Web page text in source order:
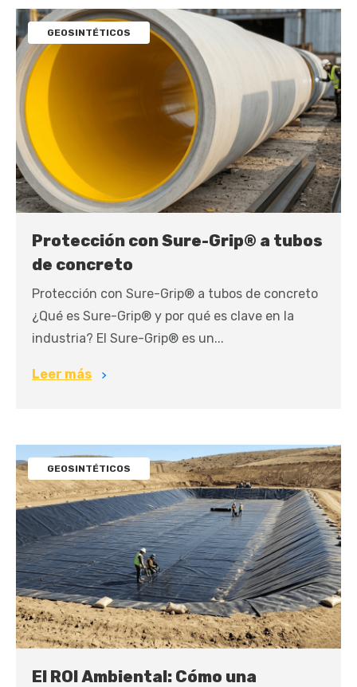
GEOSINTÉTICOS
Protección con Sure-Grip® a tubos
de concreto
Protección con Sure-Grip® a tubos de concreto
¿Qué es Sure-Grip® y por qué es clave en la
industria? El Sure-Grip® es un...
Leer más
GEOSINTÉTICOS
El ROI Ambiental: Cómo una